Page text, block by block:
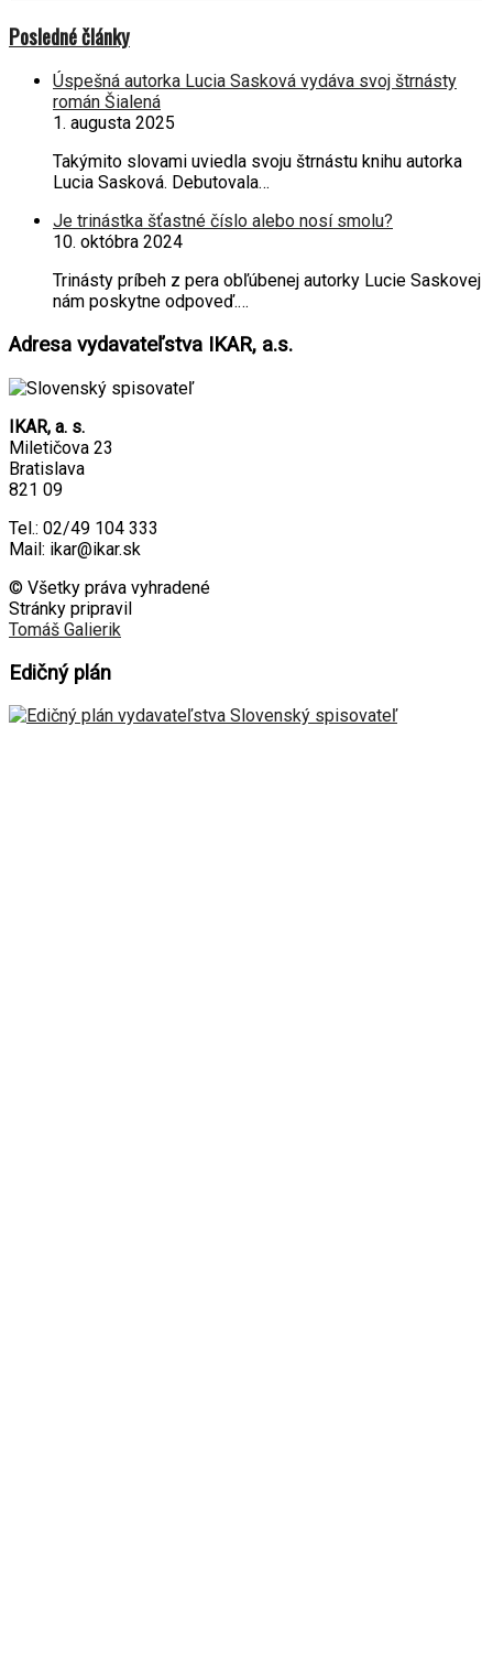
Posledné články
Úspešná autorka Lucia Sasková vydáva svoj štrnásty
román Šialená
1. augusta 2025
Takýmito slovami uviedla svoju štrnástu knihu autorka
Lucia Sasková. Debutovala…
Je trinástka šťastné číslo alebo nosí smolu?
10. októbra 2024
Trinásty príbeh z pera obľúbenej autorky Lucie Saskovej
nám poskytne odpoveď.…
Adresa vydavateľstva IKAR, a.s.
IKAR, a. s.
Miletičova 23
Bratislava
821 09
Tel.: 02/49 104 333
Mail: ikar@ikar.sk
© Všetky práva vyhradené
Stránky pripravil
Tomáš Galierik
Edičný plán